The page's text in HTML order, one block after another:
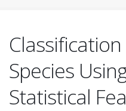
Species
Statistical